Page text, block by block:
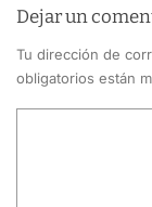
Dejar un
Tu dirección de
obligatorios están